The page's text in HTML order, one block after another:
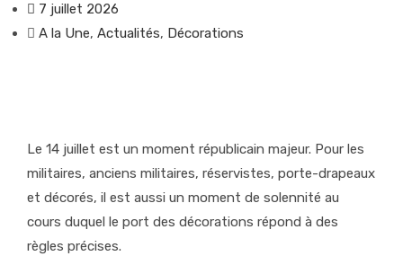
7 juillet 2026
A la Une, Actualités, Décorations
Le 14 juillet est un moment républicain majeur. Pour les
militaires, anciens militaires, réservistes, porte-drapeaux
et décorés, il est aussi un moment de solennité au
cours duquel le port des décorations répond à des
règles précises.